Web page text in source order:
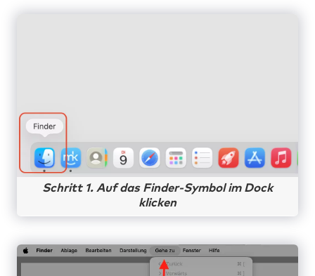
Schritt 1. Auf das Finder-Symbol im Dock
klicken